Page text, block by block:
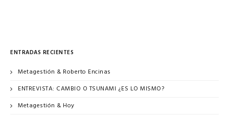
ENTRADAS RECIENTES
Metagestión & Roberto Encinas
ENTREVISTA: CAMBIO O TSUNAMI ¿ES LO MISMO?
Metagestión & Hoy